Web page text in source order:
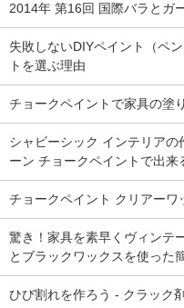
2014年 第16回 国際バラとガ
失敗しないDIYペイント（
トを選ぶ理由
チョークペイントで家具の塗
シャビーシック インテリア
ーン チョークペイントで出来
チョークペイント クリアーワ
驚き！家具を素早くヴィンテ
とブラックワックスを使った
ひび割れを作ろう - クラック